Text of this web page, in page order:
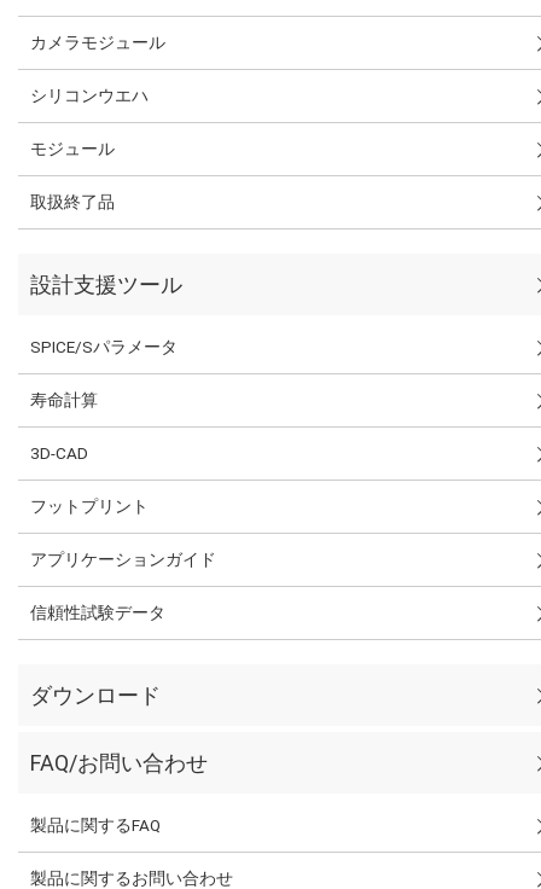
カメラモジュール
シリコンウエハ
モジュール
取扱終了品
設計支援ツール
SPICE/Sパラメータ
寿命計算
3D-CAD
フットプリント
アプリケーションガイド
信頼性試験データ
ダウンロード
FAQ/お問い合わせ
製品に関するFAQ
製品に関するお問い合わせ